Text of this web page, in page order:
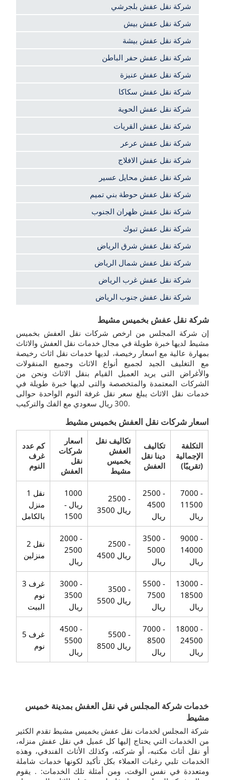
شركة نقل عفش بخميس مشيط
إن شركة المجلس من ارخص شركات نقل العفش بخميس
مشيط لديها خبرة طويلة في مجال خدمات نقل العفش والاثاث
بمهارة عالية مع اسعار رخيصة، لديها خدمات نقل اثاث رخيصة
مع التغليف الجيد لجميع أنواع الاثاث وجميع المنقولات
والأغراض التى يريد العميل القيام بنقل الاثاث ونحن من
الشركات المعتمدة والمتخصصة والتى لديها خبرة طويلة في
خدمات نقل الاثاث يبلغ سعر نقل غرفة النوم الواحدة حوالى
300 ريال سعودي مع الفك والتركيب.
اسعار شركات نقل العفش بخميس مشيط
كم عدد
غرف
النوم
اسعار
شركات
نقل
العفش
تكاليف نقل
العفش
بخميس
مشيط
تكاليف
دينا نقل
العفش
التكلفة
الإجمالية
(تقريبًا)
1 نقل
منزل
بالكامل
1000
ريال -
1500
2500 -
3500 ريال
2500 -
4500
ريال
7000 -
11500
ريال
2 نقل
منزلين
2000 -
2500
ريال
2500 -
4500 ريال
3500 -
5000
ريال
9000 -
14000
ريال
3 غرف
نوم
البيت
3000 -
3500
ريال
3500 -
5500 ريال
5500 -
7500
ريال
13000 -
18500
ريال
5 غرف
نوم
4500 -
5500
ريال
5500 -
8500 ريال
7000 -
8500
ريال
18000 -
24500
ريال
خدمات شركة المجلس في نقل العفش بمدينة خميس
مشيط
شركة المجلس لخدمات نقل عفش بخميس مشيط تقدم الكثير
من الخدمات التي يحتاج إليها كل عميل في نقل عفش منزله،
أو نقل أثاث مكتبه، أو شركته، وكذلك الأثاث الفندقي، وهذه
الخدمات تلبي رغبات العملاء بكل تأكيد لكونها خدمات شاملة
ومتعددة في نفس الوقت، ومن أمثلة تلك الخدمات: . يقوم
شركة نقل عفش بلجرشي
شركة نقل عفش بيش
شركة نقل عفش بيشة
شركة نقل عفش حفر الباطن
شركة نقل عفش عنيزة
شركة نقل عفش سكاكا
شركة نقل عفش الحوية
شركة نقل عفش القريات
شركة نقل عفش عرعر
شركة نقل عفش الافلاج
شركة نقل عفش محايل عسير
شركة نقل عفش حوطة بني تميم
شركة نقل عفش ظهران الجنوب
شركة نقل عفش تبوك
شركة نقل عفش شرق الرياض
شركة نقل عفش شمال الرياض
شركة نقل عفش غرب الرياض
شركة نقل عفش جنوب الرياض